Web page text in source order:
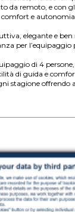
da remoto, e con
e autonomia
elegante e
per l’equipaggio
di 4
di guida e
stagione offrendo